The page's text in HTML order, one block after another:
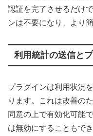
認証を完了させるだけ
ンは不要になり、より
利用統計の送信と
プラグインは利用状況
ります。これは改善の
同意の上で有効化可能
は無効にすることもで